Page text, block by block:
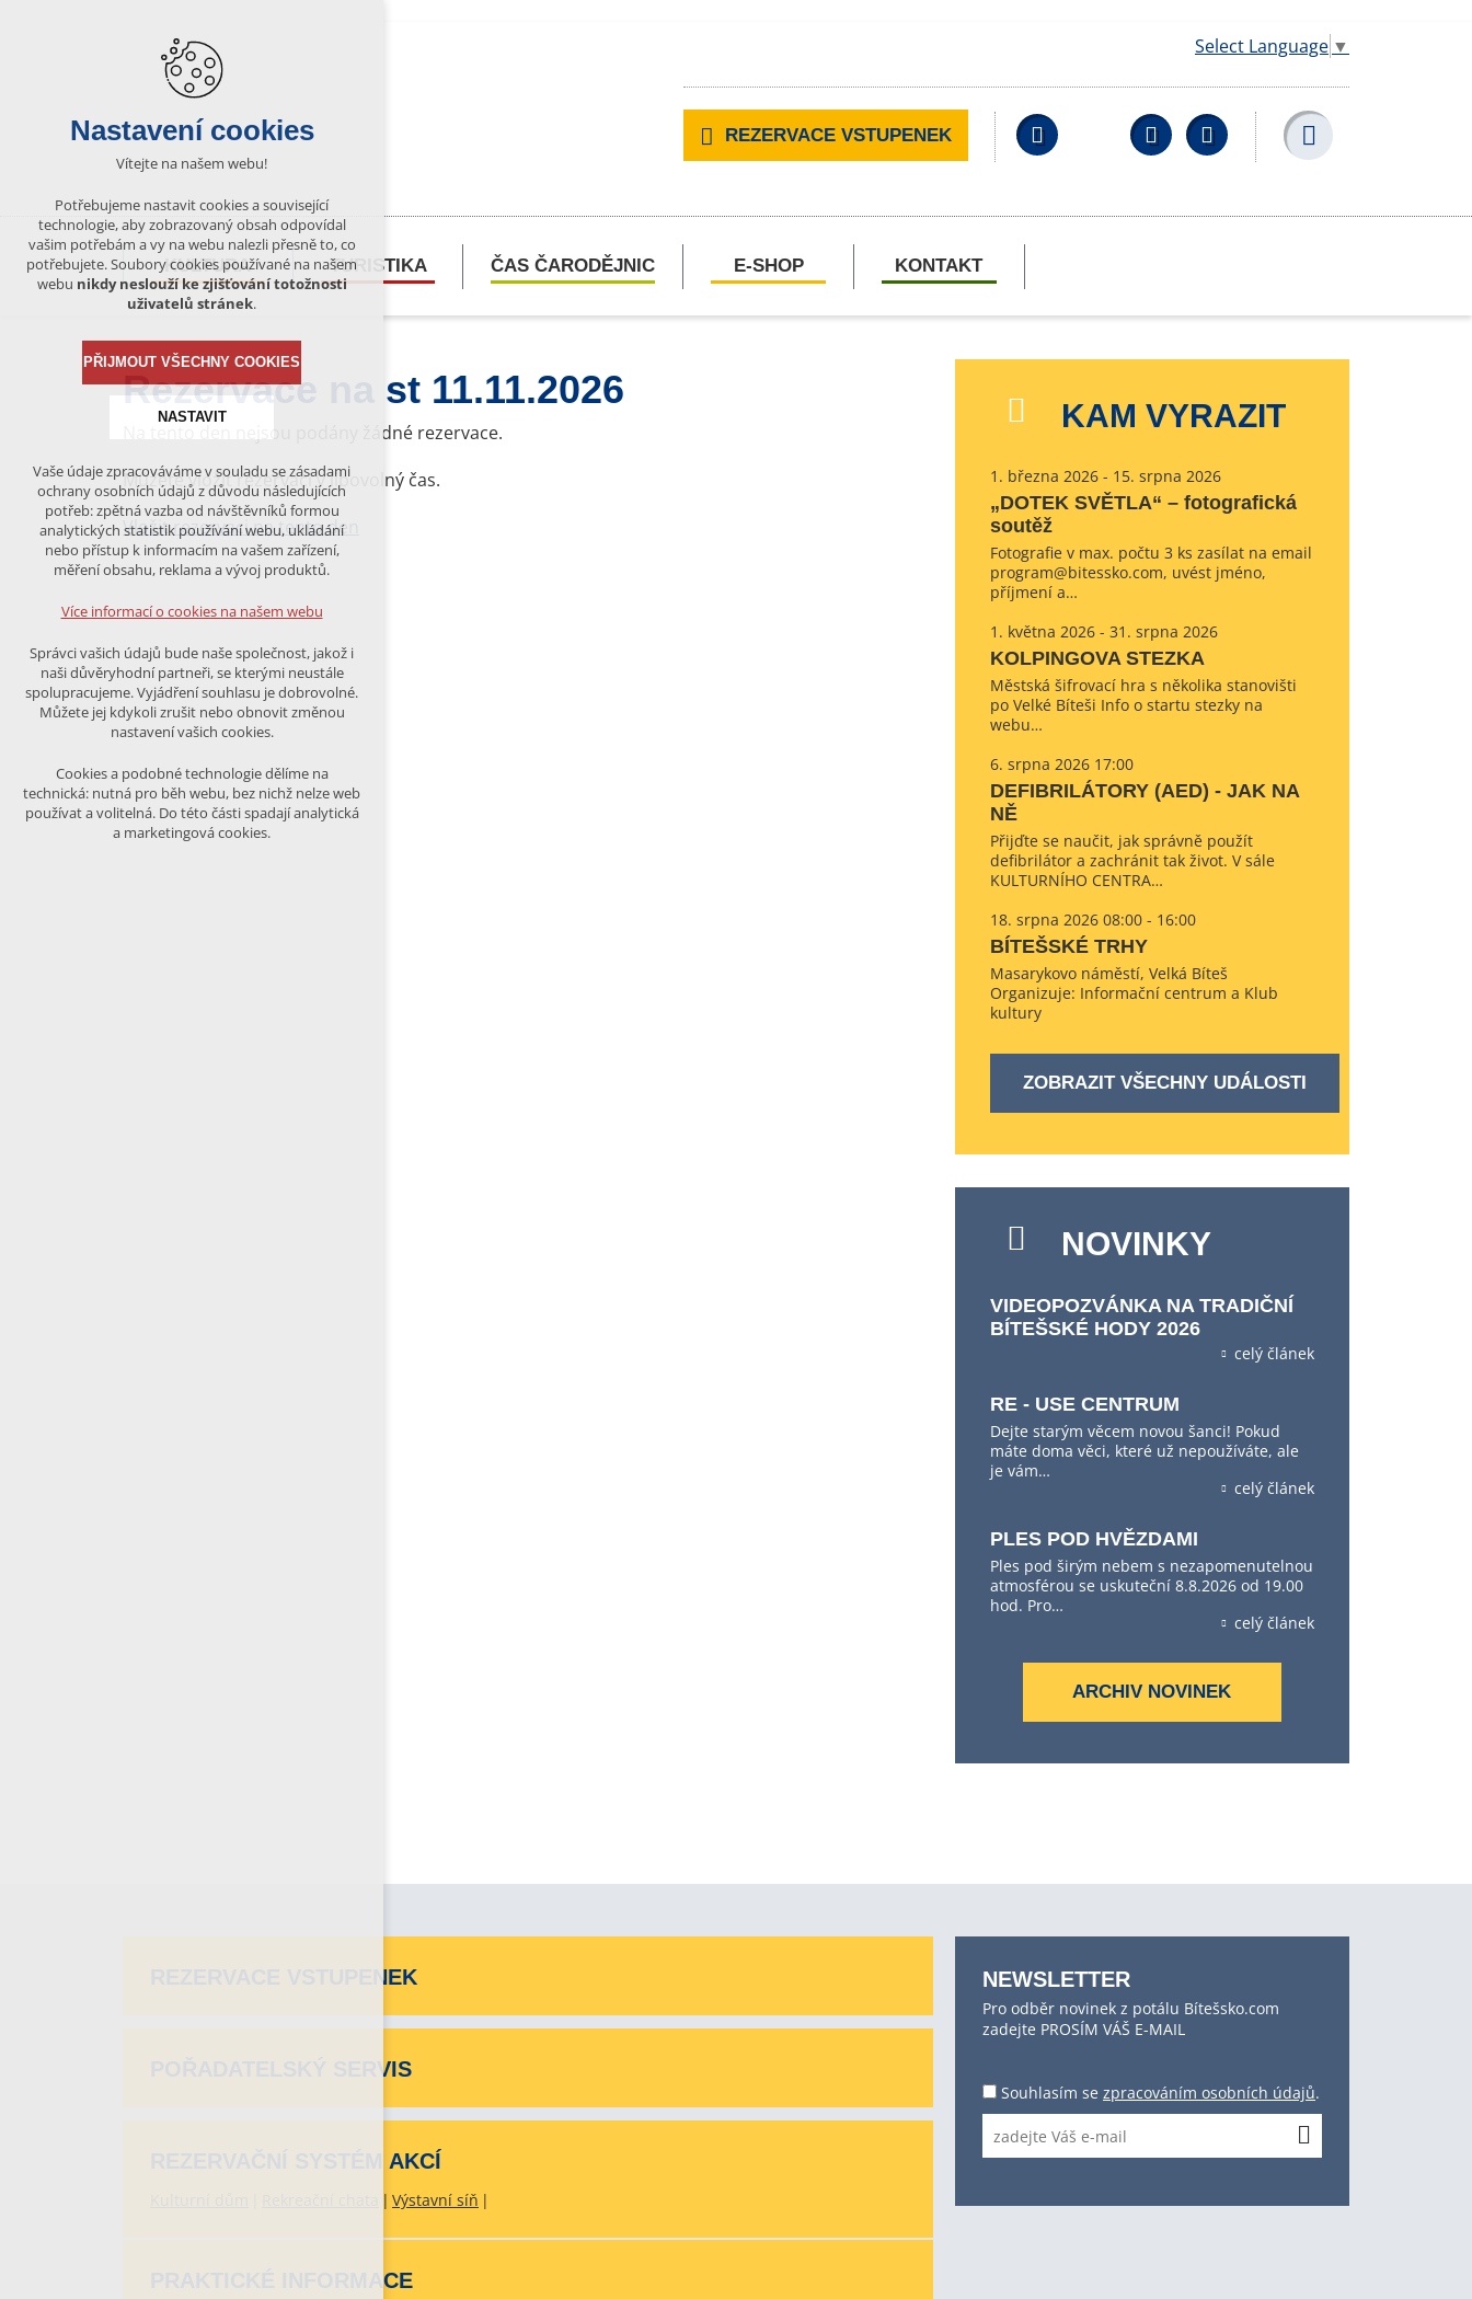
Select Language ▼
REZERVACE VSTUPENEK Facebook YouTubeWikipedia
KULTURA TURISTIKA ČAS ČARODĚJNIC E-SHOP KONTAKT
Rezervace na st 11.11.2026
Na tento den nejsou podány žádné rezervace.
Můžete vložit rezervaci v libovolný čas.
Vložit rezervaci na tento den
KAM VYRAZIT
1. března 2026 - 15. srpna 2026
„DOTEK SVĚTLA“ – fotografická
soutěž
Fotografie v max. počtu 3 ks zasílat na email
program@bitessko.com, uvést jméno,
příjmení a…
1. května 2026 - 31. srpna 2026
KOLPINGOVA STEZKA
Městská šifrovací hra s několika stanovišti
po Velké Bíteši Info o startu stezky na
webu…
6. srpna 2026 17:00
DEFIBRILÁTORY (AED) - JAK NA
NĚ
Přijďte se naučit, jak správně použít
defibrilátor a zachránit tak život. V sále
KULTURNÍHO CENTRA…
18. srpna 2026 08:00 - 16:00
BÍTEŠSKÉ TRHY
Masarykovo náměstí, Velká Bíteš
Organizuje: Informační centrum a Klub
kultury
ZOBRAZIT VŠECHNY UDÁLOSTI
NOVINKY
VIDEOPOZVÁNKA NA TRADIČNÍ
BÍTEŠSKÉ HODY 2026
celý článek
RE - USE CENTRUM
Dejte starým věcem novou šanci! Pokud
máte doma věci, které už nepoužíváte, ale
je vám…
celý článek
PLES POD HVĚZDAMI
Ples pod širým nebem s nezapomenutelnou
atmosférou se uskuteční 8.8.2026 od 19.00
hod. Pro…
celý článek
ARCHIV NOVINEK
REZERVACE VSTUPENEK
POŘADATELSKÝ SERVIS
REZERVAČNÍ SYSTÉM AKCÍ
Výstavní síň
PRAKTICKÉ INFORMACE
NEWSLETTER
Pro odběr novinek z potálu Bítešsko.com
zadejte PROSÍM VÁŠ E-MAIL
Souhlasím se zpracováním osobních údajů.
Nastavení cookies
Vítejte na našem webu!
Potřebujeme nastavit cookies a související
technologie, aby zobrazovaný obsah odpovídal
vašim potřebám a vy na webu nalezli přesně to, co
potřebujete. Soubory cookies používané na našem
webu nikdy neslouží ke zjišťování totožnosti
uživatelů stránek.
PŘIJMOUT VŠECHNY COOKIES
NASTAVIT
Technická cookies
nutná pro provozování webu
udržení kontextu stránek (session):
případná přihlášení, volby jazyka, apod.
analytická pro anonymizované
vyhodnocení návštěvnosti
marketingová cookies (Google)
Více informací o cookies na našem webu
ODMÍTNOUT VŠE
Vaše údaje zpracováváme v souladu se zásadami
ochrany osobních údajů z důvodu následujících
potřeb: zpětná vazba od návštěvníků formou
analytických statistik používání webu, ukládání
nebo přístup k informacím na vašem zařízení,
měření obsahu, reklama a vývoj produktů.
Více informací o cookies na našem webu
Správci vašich údajů bude naše společnost, jakož i
naši důvěryhodní partneři, se kterými neustále
spolupracujeme. Vyjádření souhlasu je dobrovolné.
Můžete jej kdykoli zrušit nebo obnovit změnou
nastavení vašich cookies.
Cookies a podobné technologie dělíme na
technická: nutná pro běh webu, bez nichž nelze web
používat a volitelná. Do této části spadají analytická
a marketingová cookies.